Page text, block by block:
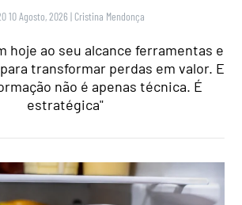
10 Agosto, 2026 | Cristina Mendonça
hoje ao seu alcance ferramentas e
transformar perdas em valor. E
não é apenas técnica. É
estratégica"